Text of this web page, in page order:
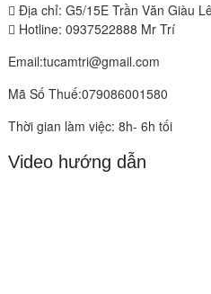
Địa chỉ: G5/15E Trần Văn Giàu
Hotline: 0937522888 Mr Trí
Email:tucamtri@gmail.com
Mã Số Thuế:079086001580
Thời gian làm việc: 8h- 6h tối
Video hướng dẫn